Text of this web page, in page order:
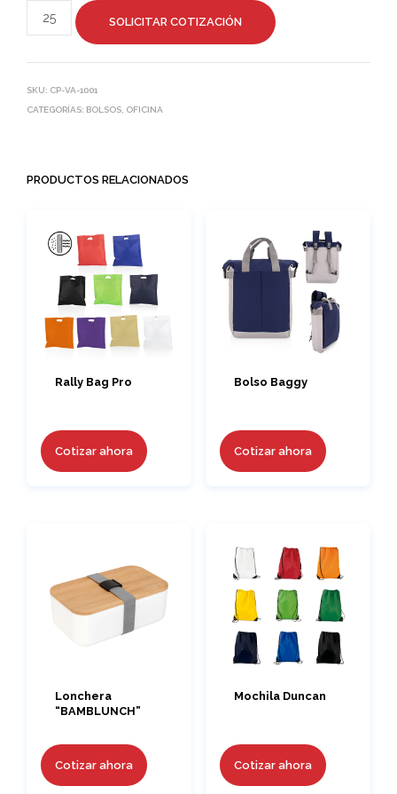
SOLICITAR COTIZACIÓN
SKU: CP-VA-1001
CATEGORÍAS: BOLSOS OFICINA
PRODUCTOS RELACIONADOS
Rally Bag Pro
Cotizar ahora
Bolso Baggy
Cotizar ahora
Lonchera
“BAMBLUNCH”
Cotizar ahora
Mochila Duncan
Cotizar ahora